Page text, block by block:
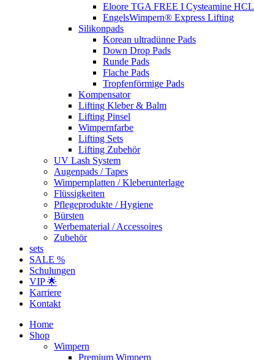
Eloore TGA FREE I Cysteamine HCL
EngelsWimpern® Express Lifting
Silikonpads
Korean ultradünne Pads
Down Drop Pads
Runde Pads
Flache Pads
Tropfenförmige Pads
Kompensator
Lifting Kleber & Balm
Lifting Pinsel
Wimpernfarbe
Lifting Sets
Lifting Zubehör
UV Lash System
Augenpads / Tapes
Wimpernplatten / Kleberunterlage
Flüssigkeiten
Pflegeprodukte / Hygiene
Bürsten
Werbematerial / Accessoires
Zubehör
sets
SALE %
Schulungen
VIP 🌟
Karriere
Kontakt
Home
Shop
Wimpern
Premium Wimpern